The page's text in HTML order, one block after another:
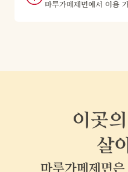
마루가메제면에서 이용
이곳
살
마루가메제면